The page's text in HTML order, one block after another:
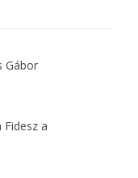
Gábor
a